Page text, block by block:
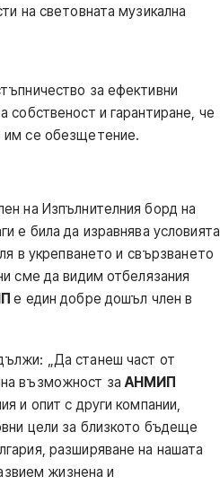
на световната музикална
за ефективни
собственост и гарантиране, че
им се обезщетение.
на Изпълнителния борд на
е била да изравнява условията
в укрепването и свързването
сме да видим отбелязания
е един добре дошъл член в
„Да станеш част от
възможност заАНМИП
и опит с други компании,
цели за близкото бъдеще
разширяване на нашата
жизнена и